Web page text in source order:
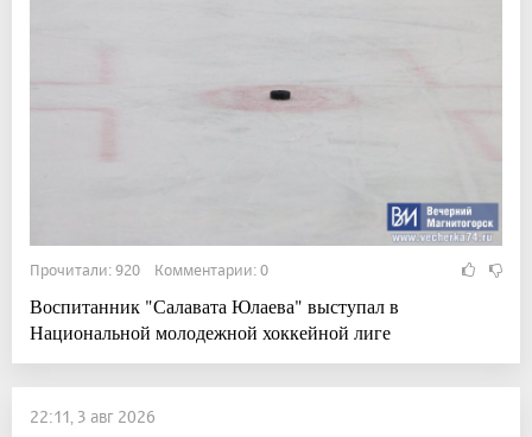
Прочитали: 920 Комментарии: 0
Воспитанник "Салавата Юлаева" выступал в
Национальной молодежной хоккейной лиге
22:11, 3 авг 2026